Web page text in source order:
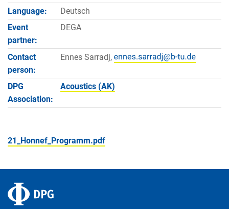
Language:
Deutsch
Event
partner:
DEGA
Contact
person:
Ennes Sarradj,
DPG
Association:
Acoustics (AK)
21_Honnef_Programm.pdf